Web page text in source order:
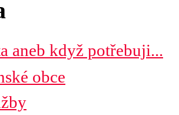
aneb když potřebuji...
obce